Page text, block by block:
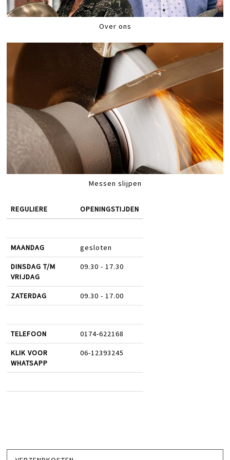
Over ons
Messen slijpen
REGULIERE OPENINGSTIJDEN
MAANDAG gesloten
DINSDAG T/M
VRIJDAG
09.30 - 17.30
ZATERDAG 09.30 - 17.00
TELEFOON 0174-622168
KLIK VOOR
WHATSAPP
06-12393245